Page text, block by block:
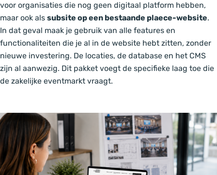
voor organisaties die nog geen digitaal platform hebben,
maar ook als subsite op een bestaande plaece-website.
In dat geval maak je gebruik van alle features en
functionaliteiten die je al in de website hebt zitten, zonder
nieuwe investering. De locaties, de database en het CMS
zijn al aanwezig. Dit pakket voegt de specifieke laag toe die
de zakelijke eventmarkt vraagt.